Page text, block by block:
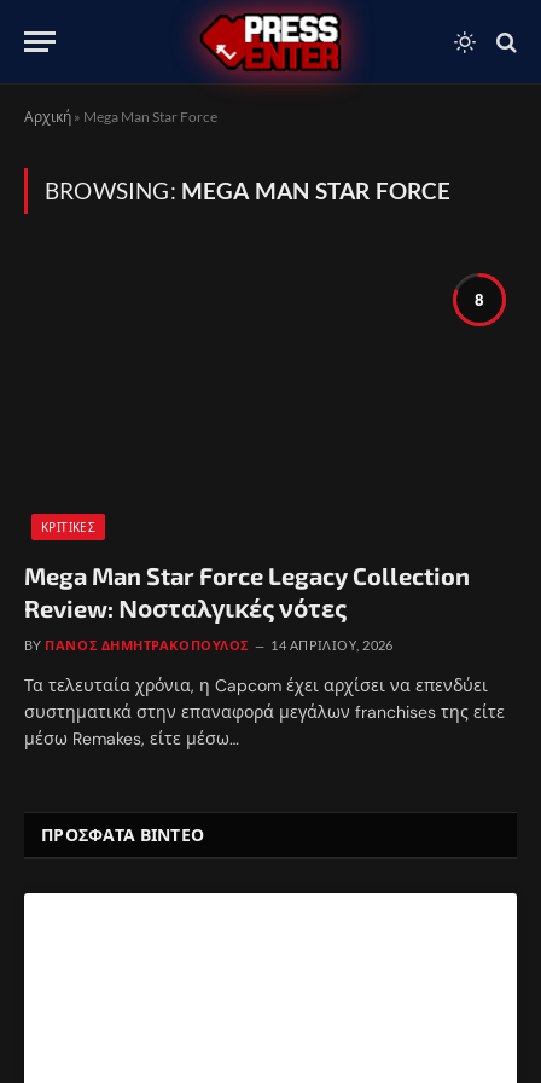
Αρχική » Mega Man Star Force
BROWSING: MEGA MAN STAR FORCE
8
ΚΡΙΤΙΚΈΣ
Mega Man Star Force Legacy Collection
Review: Νοσταλγικές νότες
BY ΠΆΝΟΣ ΔΗΜΗΤΡΑΚΌΠΟΥΛΟΣ 14 ΑΠΡΙΛΊΟΥ, 2026
Τα τελευταία χρόνια, η Capcom έχει αρχίσει να επενδύει
συστηματικά στην επαναφορά μεγάλων franchises της είτε
μέσω Remakes, είτε μέσω…
ΠΡΟΣΦΑΤΑ ΒΙΝΤΕΟ